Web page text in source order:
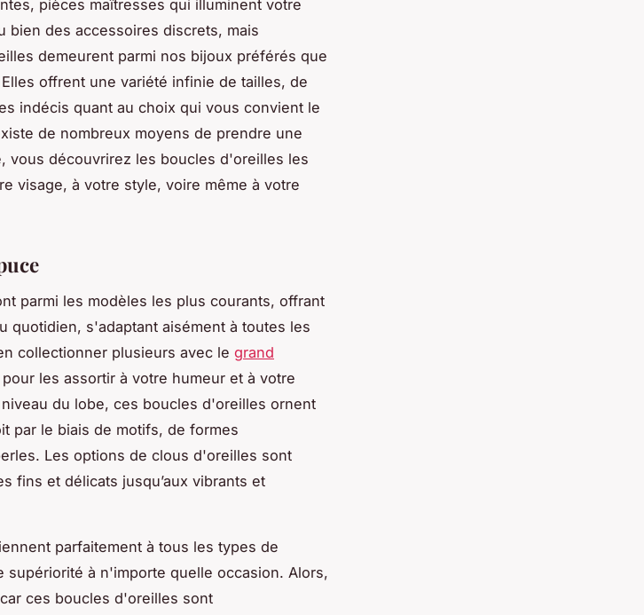
pièces maîtresses qui illuminent votre
bien des accessoires discrets, mais
demeurent parmi nos bijoux préférés que
offrent une variété infinie de tailles, de
indécis quant au choix qui vous convient le
de nombreux moyens de prendre une
vous découvrirez les boucles d'oreilles les
visage, à votre style, voire même à votre
parmi les modèles les plus courants, offrant
quotidien, s'adaptant aisément à toutes les
collectionner plusieurs avec le grand
pour les assortir à votre humeur et à votre
du lobe, ces boucles d'oreilles ornent
par le biais de motifs, de formes
Les options de clous d'oreilles sont
fins et délicats jusqu’aux vibrants et
parfaitement à tous les types de
à n'importe quelle occasion. Alors,
ces boucles d'oreilles sont